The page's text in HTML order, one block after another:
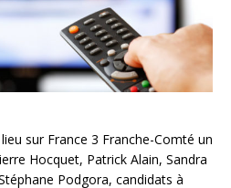
sur France 3 Franche-Comté un
Hocquet, Patrick Alain, Sandra
Podgora, candidats à